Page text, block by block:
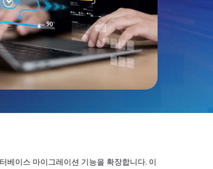
이스 마이그레이션 기능을 확장합니다. 이